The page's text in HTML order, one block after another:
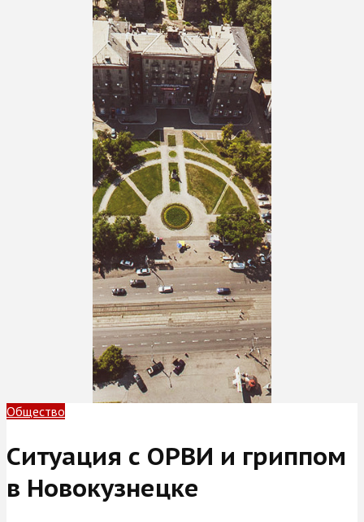
Общество
Ситуация с ОРВИ и гриппом
в Новокузнецке